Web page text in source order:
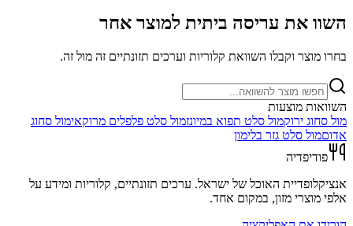
השוו את עריסה ביתית למוצר אחר
בחרו מוצר וקבלו השוואת קלוריות וערכים תזונתיים זה מול זה.
השוואות מוצעות
מול סחוג ירוקמול סלט תפוא במיונזמול סלט פלפלים מרוקאימול סחוג
אדוםמול סלט גזר בלימון
פודיפדיה
אנציקלופדיית האוכל של ישראל. ערכים תזונתיים, קלוריות ומידע על
אלפי מוצרי מזון, במקום אחד.